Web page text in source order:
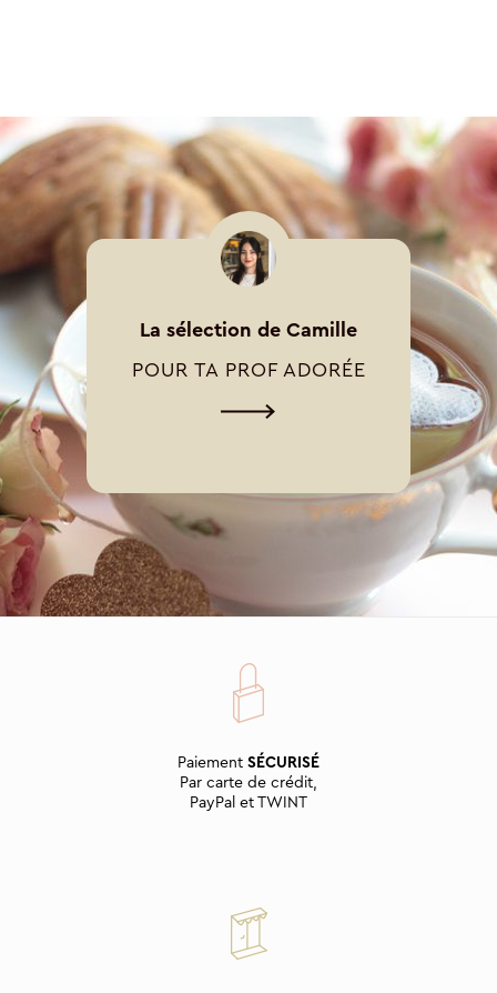
La sélection de Camille
POUR TA PROF ADORÉE
Paiement SÉCURISÉ
Par carte de crédit,
PayPal et TWINT